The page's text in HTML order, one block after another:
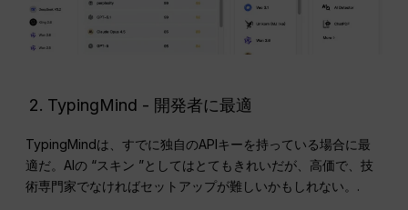
TypingMind - 開発者に最適
TypingMindは、すでに独自のAPIキーを持っている場合に最
適だ。AIの “スキン ”としてはとてもきれいだが、高価で、技
術専門家でなければセットアップが難しいかもしれない。.